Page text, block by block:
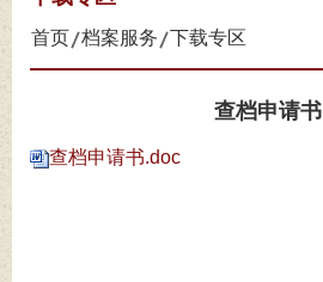
首页 档案服务 下载专区
查档申请书
查档申请书.doc